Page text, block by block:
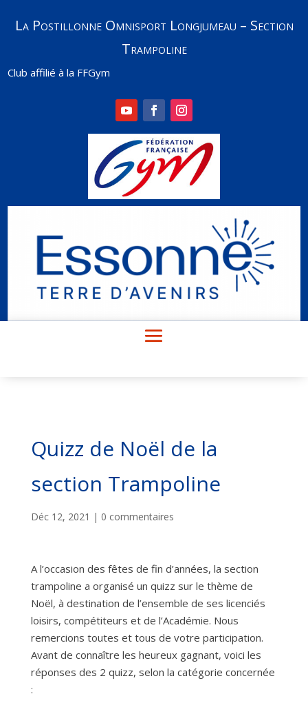
La Postillonne Omnisport Longjumeau – Section
Trampoline
Club affilié à la FFGym
Quizz de Noël de la
section Trampoline
Déc 12, 2021 | 0 commentaires
A l’occasion des fêtes de fin d’années, la section
trampoline a organisé un quizz sur le thème de
Noël, à destination de l’ensemble de ses licenciés
loisirs, compétiteurs et de l’Académie. Nous
remercions toutes et tous de votre participation.
Avant de connaître les heureux gagnant, voici les
réponses des 2 quizz, selon la catégorie concernée
: